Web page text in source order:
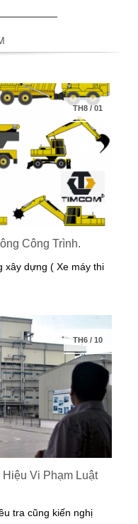
TH8/01
Công Trình.
xây dựng ( Xe máy thi
TH6/ 10
Vi Phạm Luật
tra cũng kiến nghị